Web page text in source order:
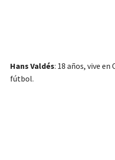
Hans Valdés: 18 años, vive
fútbol.